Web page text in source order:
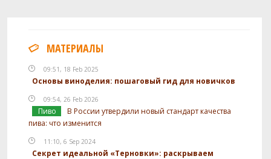
Посмотреть рецепт полностью
МАТЕРИАЛЫ
09:51, 18 Feb 2025
Основы виноделия: пошаговый гид для новичков
09:54, 26 Feb 2026
Пиво
В России утвердили новый стандарт качества
пива: что изменится
11:10, 6 Sep 2024
Секрет идеальной «Терновки»: раскрываем